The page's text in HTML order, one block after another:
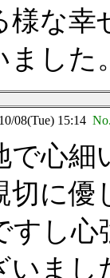
様な幸
ました
08(Tue) 15:14
で心細
切に優
すし
いま